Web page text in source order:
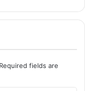
Required fields are